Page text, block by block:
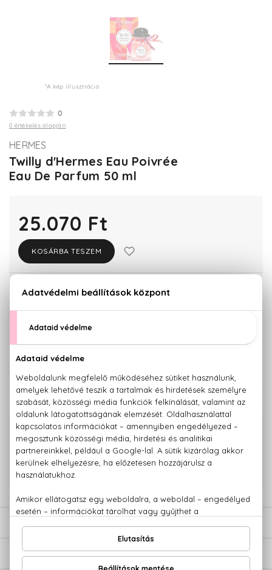
*A kép illusztráció
0
0 értékelés alapján
HERMES
Twilly d'Hermes Eau Poivrée
Eau De Parfum 50 ml
25.070 Ft
KOSÁRBA TESZEM
KISZERELÉS KIVÁLASZTÁSA
KAPCSOLÓDÓ TERMÉKEK
100% eredeti termékek,14 napos visszaküldési garanciával
Kérdésed van, elakadtál? Hívd ügyfélszolgálatunkat: +36 20
779 1926
ÉRTÉKELÉSEK (0)